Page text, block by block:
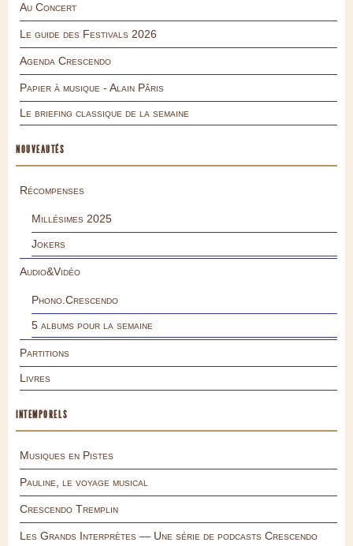
Au Concert
Le guide des Festivals 2026
Agenda Crescendo
Papier à musique - Alain Pâris
Le briefing classique de la semaine
NOUVEAUTÉS
Récompenses
Millésimes 2025
Jokers
Audio&Vidéo
Phono.Crescendo
5 albums pour la semaine
Partitions
Livres
INTEMPORELS
Musiques en Pistes
Pauline, le voyage musical
Crescendo Tremplin
Les Grands Interprètes — Une série de podcasts Crescendo